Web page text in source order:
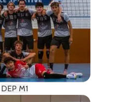
DEP M1